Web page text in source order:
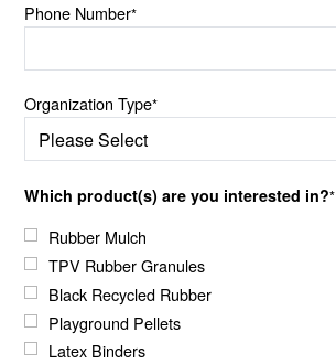
Phone Number*
Organization Type*
Which product(s) are you interested in?*
Rubber Mulch
TPV Rubber Granules
Black Recycled Rubber
Playground Pellets
Latex Binders